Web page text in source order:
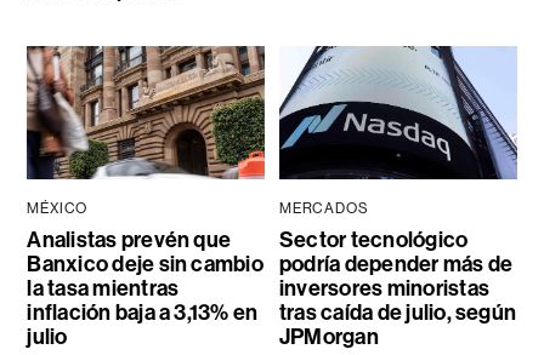
MÉXICO
Analistas prevén que
Banxico deje sin cambio
la tasa mientras
inflación baja a 3,13% en
julio
MERCADOS
Sector tecnológico
podría depender más de
inversores minoristas
tras caída de julio, según
JPMorgan